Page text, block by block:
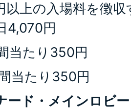
以上の入場料を徴
4,070円
当たり350円
当たり350円
ード・メインロビー